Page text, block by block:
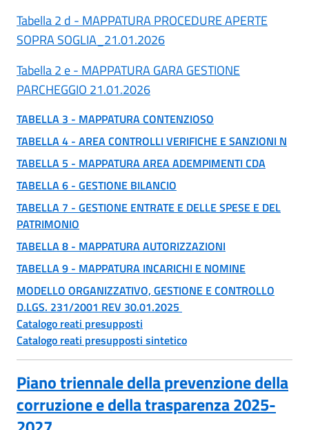
Tabella 2 d - MAPPATURA PROCEDURE APERTE
SOPRA SOGLIA_21.01.2026
Tabella 2 e - MAPPATURA GARA GESTIONE
PARCHEGGIO 21.01.2026
TABELLA 3 - MAPPATURA CONTENZIOSO
TABELLA 4 - AREA CONTROLLI VERIFICHE E SANZIONI N
TABELLA 5 - MAPPATURA AREA ADEMPIMENTI CDA
TABELLA 6 - GESTIONE BILANCIO
TABELLA 7 - GESTIONE ENTRATE E DELLE SPESE E DEL
PATRIMONIO
TABELLA 8 - MAPPATURA AUTORIZZAZIONI
TABELLA 9 - MAPPATURA INCARICHI E NOMINE
MODELLO ORGANIZZATIVO, GESTIONE E CONTROLLO
D.LGS. 231/2001 REV 30.01.2025
Catalogo reati presupposti
Catalogo reati presupposti sintetico
Piano triennale della prevenzione della
corruzione e della trasparenza 2025-